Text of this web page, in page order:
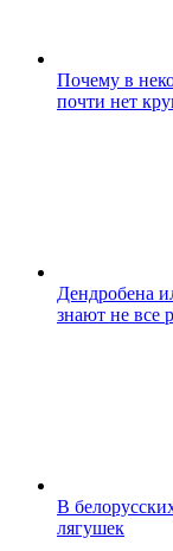
Почему в
почти нет
Дендробена
знают не все
В
лягушек